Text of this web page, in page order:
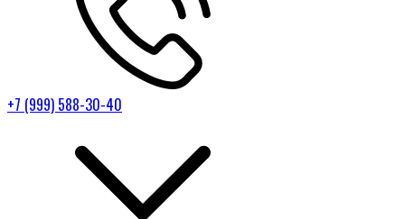
+7 (999) 588-30-40